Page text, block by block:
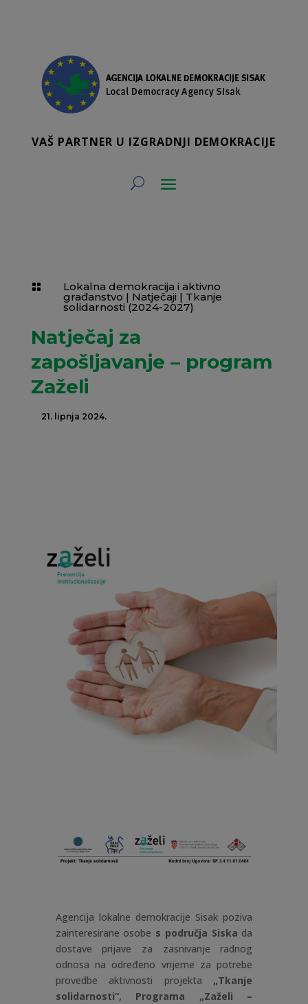
VAŠ PARTNER U IZGRADNJI DEMOKRACIJE
 Lokalna demokracija i aktivno
građanstvo | Natječaji | Tkanje
solidarnosti (2024-2027)
Natječaj za
zapošljavanje – program
Zaželi
21. lipnja 2024.
Agencija lokalne demokracije Sisak poziva
zainteresirane osobe s područja Siska da
dostave prijave za zasnivanje radnog
odnosa na određeno vrijeme za potrebe
provedbe aktivnosti projekta „Tkanje
solidarnosti“, Programa „Zaželi –